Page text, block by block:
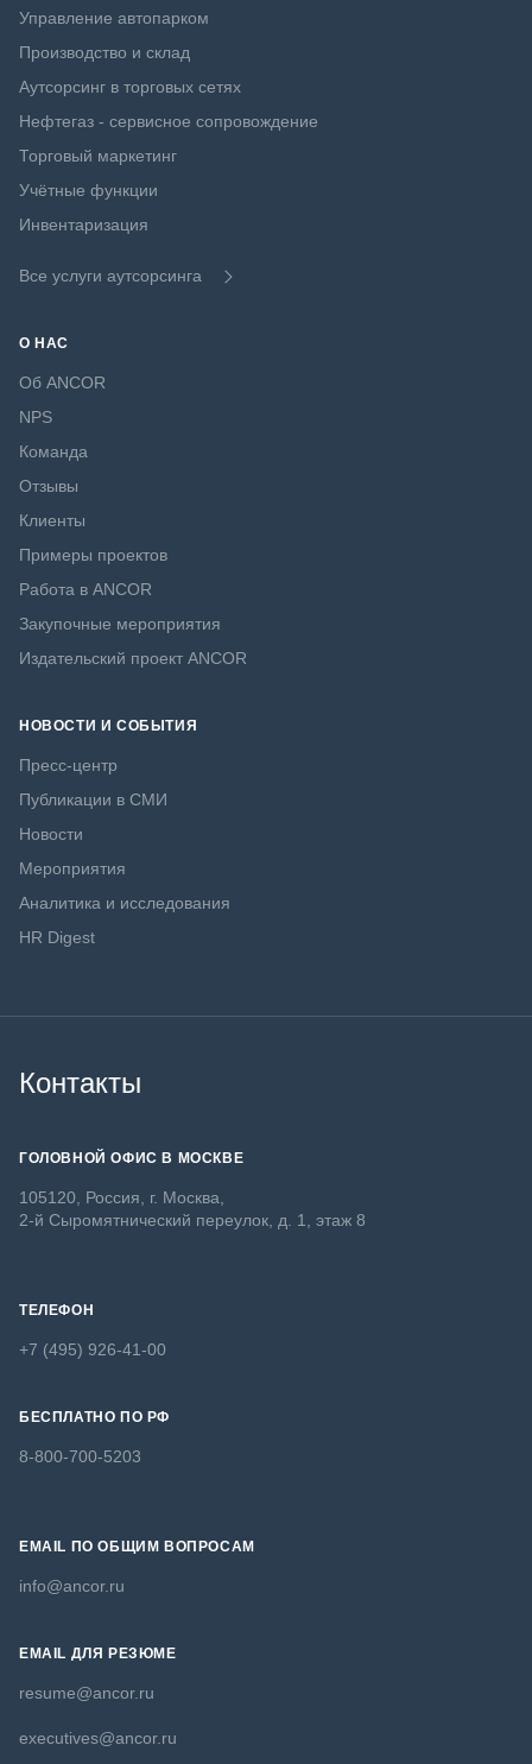
Управление автопарком
Производство и склад
Аутсорсинг в торговых сетях
Нефтегаз - сервисное сопровождение
Торговый маркетинг
Учётные функции
Инвентаризация
Все услуги аутсорсинга
О НАС
Об ANCOR
NPS
Команда
Отзывы
Клиенты
Примеры проектов
Работа в ANCOR
Закупочные мероприятия
Издательский проект ANCOR
НОВОСТИ И СОБЫТИЯ
Пресс-центр
Публикации в СМИ
Новости
Мероприятия
Аналитика и исследования
HR Digest
Контакты
ГОЛОВНОЙ ОФИС В МОСКВЕ
105120, Россия, г. Москва,
2-й Сыромятнический переулок, д. 1, этаж 8
ТЕЛЕФОН
+7 (495) 926-41-00
БЕСПЛАТНО ПО РФ
8-800-700-5203
EMAIL ПО ОБЩИМ ВОПРОСАМ
info@ancor.ru
EMAIL ДЛЯ РЕЗЮМЕ
resume@ancor.ru
executives@ancor.ru